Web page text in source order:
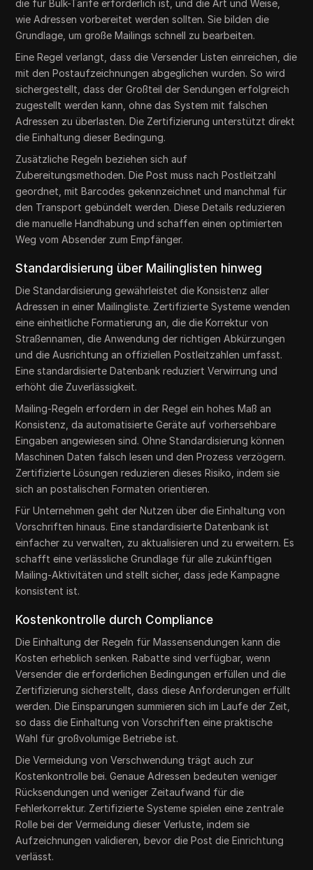
die für Bulk-Tarife erforderlich ist, und die Art und Weise,
wie Adressen vorbereitet werden sollten. Sie bilden die
Grundlage, um große Mailings schnell zu bearbeiten.
Eine Regel verlangt, dass die Versender Listen einreichen, die
mit den Postaufzeichnungen abgeglichen wurden. So wird
sichergestellt, dass der Großteil der Sendungen erfolgreich
zugestellt werden kann, ohne das System mit falschen
Adressen zu überlasten. Die Zertifizierung unterstützt direkt
die Einhaltung dieser Bedingung.
Zusätzliche Regeln beziehen sich auf
Zubereitungsmethoden. Die Post muss nach Postleitzahl
geordnet, mit Barcodes gekennzeichnet und manchmal für
den Transport gebündelt werden. Diese Details reduzieren
die manuelle Handhabung und schaffen einen optimierten
Weg vom Absender zum Empfänger.
Standardisierung über Mailinglisten hinweg
Die Standardisierung gewährleistet die Konsistenz aller
Adressen in einer Mailingliste. Zertifizierte Systeme wenden
eine einheitliche Formatierung an, die die Korrektur von
Straßennamen, die Anwendung der richtigen Abkürzungen
und die Ausrichtung an offiziellen Postleitzahlen umfasst.
Eine standardisierte Datenbank reduziert Verwirrung und
erhöht die Zuverlässigkeit.
Mailing-Regeln erfordern in der Regel ein hohes Maß an
Konsistenz, da automatisierte Geräte auf vorhersehbare
Eingaben angewiesen sind. Ohne Standardisierung können
Maschinen Daten falsch lesen und den Prozess verzögern.
Zertifizierte Lösungen reduzieren dieses Risiko, indem sie
sich an postalischen Formaten orientieren.
Für Unternehmen geht der Nutzen über die Einhaltung von
Vorschriften hinaus. Eine standardisierte Datenbank ist
einfacher zu verwalten, zu aktualisieren und zu erweitern. Es
schafft eine verlässliche Grundlage für alle zukünftigen
Mailing-Aktivitäten und stellt sicher, dass jede Kampagne
konsistent ist.
Kostenkontrolle durch Compliance
Die Einhaltung der Regeln für Massensendungen kann die
Kosten erheblich senken. Rabatte sind verfügbar, wenn
Versender die erforderlichen Bedingungen erfüllen und die
Zertifizierung sicherstellt, dass diese Anforderungen erfüllt
werden. Die Einsparungen summieren sich im Laufe der Zeit,
so dass die Einhaltung von Vorschriften eine praktische
Wahl für großvolumige Betriebe ist.
Die Vermeidung von Verschwendung trägt auch zur
Kostenkontrolle bei. Genaue Adressen bedeuten weniger
Rücksendungen und weniger Zeitaufwand für die
Fehlerkorrektur. Zertifizierte Systeme spielen eine zentrale
Rolle bei der Vermeidung dieser Verluste, indem sie
Aufzeichnungen validieren, bevor die Post die Einrichtung
verlässt.